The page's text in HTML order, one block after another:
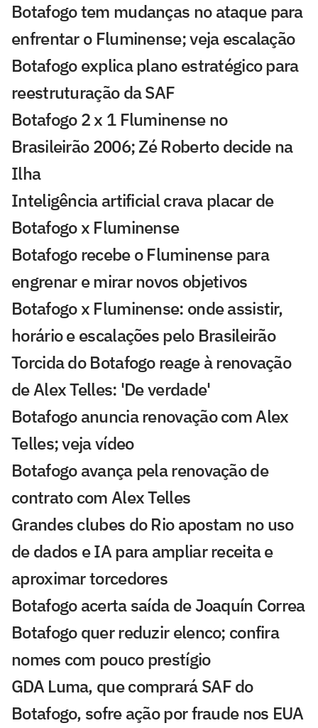
Botafogo tem mudanças no ataque para
enfrentar o Fluminense; veja escalação
Botafogo explica plano estratégico para
reestruturação da SAF
Botafogo 2 x 1 Fluminense no
Brasileirão 2006; Zé Roberto decide na
Ilha
Inteligência artificial crava placar de
Botafogo x Fluminense
Botafogo recebe o Fluminense para
engrenar e mirar novos objetivos
Botafogo x Fluminense: onde assistir,
horário e escalações pelo Brasileirão
Torcida do Botafogo reage à renovação
de Alex Telles: 'De verdade'
Botafogo anuncia renovação com Alex
Telles; veja vídeo
Botafogo avança pela renovação de
contrato com Alex Telles
Grandes clubes do Rio apostam no uso
de dados e IA para ampliar receita e
aproximar torcedores
Botafogo acerta saída de Joaquín Correa
Botafogo quer reduzir elenco; confira
nomes com pouco prestígio
GDA Luma, que comprará SAF do
Botafogo, sofre ação por fraude nos EUA